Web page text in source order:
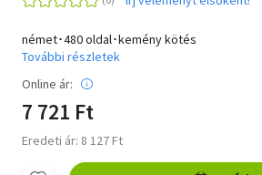
német･480 oldal･kemény kötés
További részletek
Online ár:
7 721 Ft
Eredeti ár: 8 127 Ft